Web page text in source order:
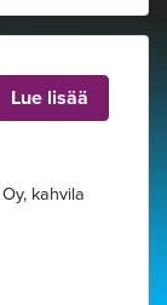
Lue lisää
kahvila